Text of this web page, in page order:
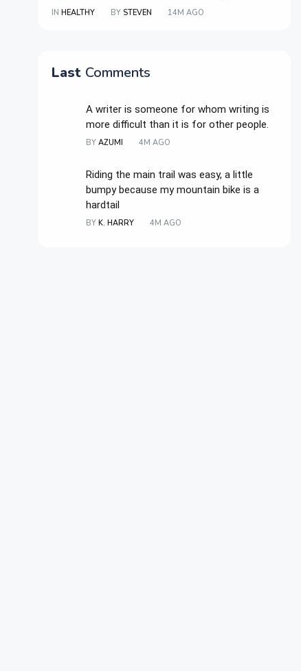
IN HEALTHY BY STEVEN 14M AGO
Last Comments
A writer is someone for whom writing is
more difficult than it is for other people.
BY AZUMI 4M AGO
Riding the main trail was easy, a little
bumpy because my mountain bike is a
hardtail
BY K. HARRY 4M AGO